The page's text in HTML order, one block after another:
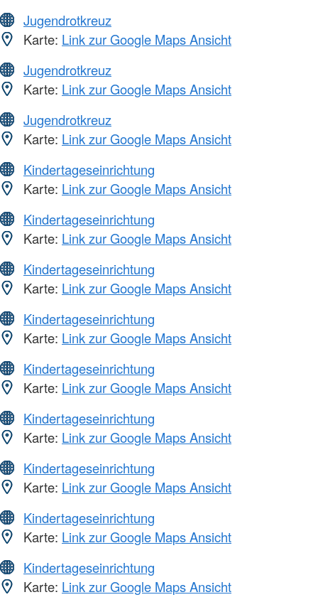
Jugendrotkreuz
Karte: Link zur Google Maps Ansicht
Jugendrotkreuz
Karte: Link zur Google Maps Ansicht
Jugendrotkreuz
Karte: Link zur Google Maps Ansicht
Kindertageseinrichtung
Karte: Link zur Google Maps Ansicht
Kindertageseinrichtung
Karte: Link zur Google Maps Ansicht
Kindertageseinrichtung
Karte: Link zur Google Maps Ansicht
Kindertageseinrichtung
Karte: Link zur Google Maps Ansicht
Kindertageseinrichtung
Karte: Link zur Google Maps Ansicht
Kindertageseinrichtung
Karte: Link zur Google Maps Ansicht
Kindertageseinrichtung
Karte: Link zur Google Maps Ansicht
Kindertageseinrichtung
Karte: Link zur Google Maps Ansicht
Kindertageseinrichtung
Karte: Link zur Google Maps Ansicht